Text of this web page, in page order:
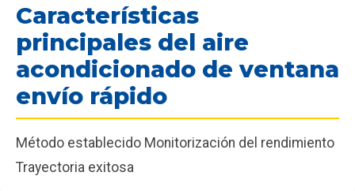
Características
principales del aire
acondicionado de ventana
envío rápido
Método establecido Monitorización del rendimiento
Trayectoria exitosa